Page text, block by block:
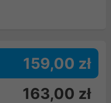
159,00 zł
163,00 zł